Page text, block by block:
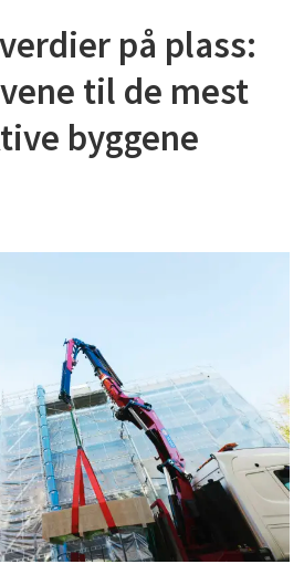
på plass:
til de mest
byggene